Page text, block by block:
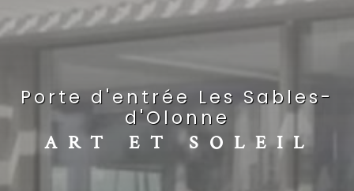
porte d'entrée Les Sables-
d'Olonne
ART ET SOLEIL